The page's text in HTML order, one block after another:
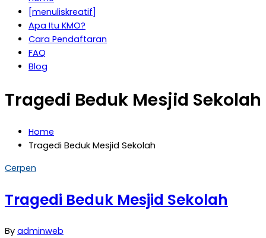
[menuliskreatif]
Apa Itu KMO?
Cara Pendaftaran
FAQ
Blog
Tragedi Beduk Mesjid Sekolah
Home
Tragedi Beduk Mesjid Sekolah
Cerpen
Tragedi Beduk Mesjid Sekolah
By adminweb